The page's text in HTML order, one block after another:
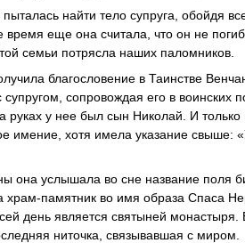
найти тело супруга, обойдя
время еще она считала, что он не
семьи потрясла наших паломников.
благословение в Таинстве
сопровождая его в воинских
руках у нее был сын Николай. И
имение, хотя имела указание свыше:
она услышала во сне название поля
храм-памятник во имя образа Спаса
день является святыней
ниточка, связывавшая с миром.